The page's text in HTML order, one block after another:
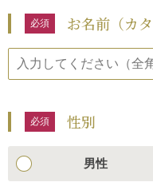
お名前（カタ
性別
男性